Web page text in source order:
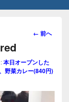
画
ビ
ゲ
シ
← 前へ
本日オープンした
野菜カレー(840円)